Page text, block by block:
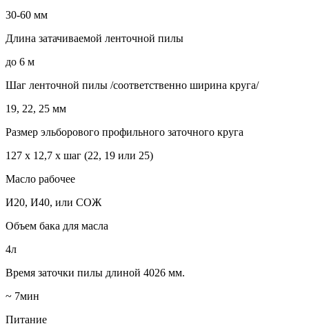
30-60 мм
Длина затачиваемой ленточной пилы
до 6 м
Шаг ленточной пилы /соответственно ширина круга/
19, 22, 25 мм
Размер эльборового профильного заточного круга
127 х 12,7 х шаг (22, 19 или 25)
Масло рабочее
И20, И40, или СОЖ
Объем бака для масла
4л
Время заточки пилы длиной 4026 мм.
~ 7мин
Питание